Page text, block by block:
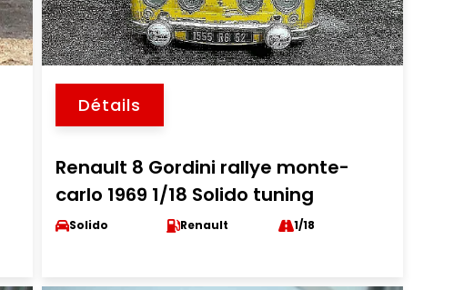
Détails
Renault 8 Gordini rallye monte-
carlo 1969 1/18 Solido tuning
Solido Renault 1/18